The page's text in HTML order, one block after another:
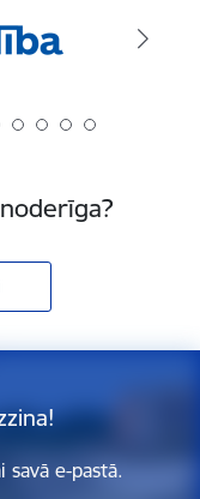
savā e-pastā.